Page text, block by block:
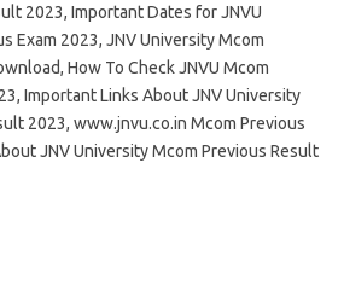
2023, Important Dates for JNVU
Exam 2023, JNV University Mcom
How To Check JNVU Mcom
Important Links About JNV University
2023, www.jnvu.co.in Mcom Previous
JNV University Mcom Previous Result